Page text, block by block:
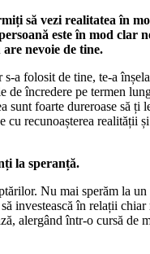
să vezi realitatea în
este în mod clar
nevoie de tine.
s-a folosit de tine, te-a
de încredere pe termen
sunt foarte dureroase să ți
cu recunoașterea realității
la speranță.
Nu mai sperăm la
investească în relații
alergând într-o cursă de